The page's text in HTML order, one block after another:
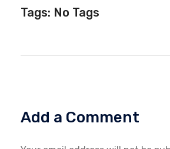
Tags: No Tags
Add a Comment